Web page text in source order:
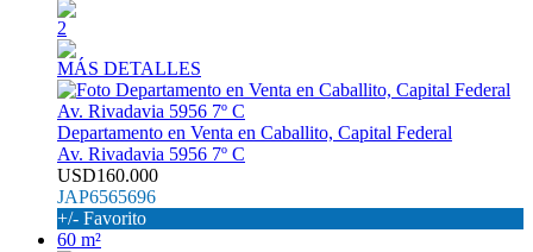
2
MÁS DETALLES
Departamento en Venta en Caballito, Capital Federal
Av. Rivadavia 5956 7º C
USD160.000
JAP6565696
+/- Favorito
60 m²